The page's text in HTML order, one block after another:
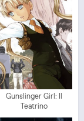
Gunslinger Girl: Il
Teatrino